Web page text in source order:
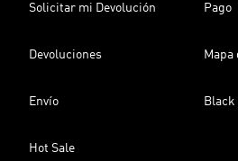
Solicitar mi Devolución Pago
Devoluciones Mapa
Envío Black
Hot Sale